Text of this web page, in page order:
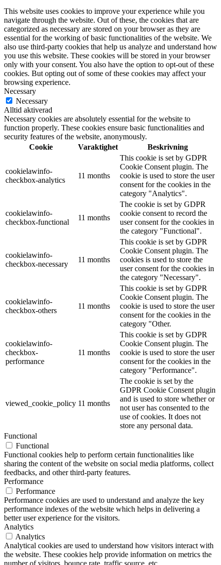
This website uses cookies to improve your experience while you
navigate through the website. Out of these, the cookies that are
categorized as necessary are stored on your browser as they are
essential for the working of basic functionalities of the website. We
also use third-party cookies that help us analyze and understand how
you use this website. These cookies will be stored in your browser
only with your consent. You also have the option to opt-out of these
cookies. But opting out of some of these cookies may affect your
browsing experience.
Necessary
Necessary
Alltid aktiverad
Necessary cookies are absolutely essential for the website to
function properly. These cookies ensure basic functionalities and
security features of the website, anonymously.
Cookie
Varaktighet Beskrivning
cookielawinfo-
checkbox-analytics
11 months
This cookie is set by GDPR
Cookie Consent plugin. The
cookie is used to store the user
consent for the cookies in the
category "Analytics".
cookielawinfo-
checkbox-functional
11 months
The cookie is set by GDPR
cookie consent to record the
user consent for the cookies in
the category "Functional".
cookielawinfo-
checkbox-necessary
11 months
This cookie is set by GDPR
Cookie Consent plugin. The
cookies is used to store the
user consent for the cookies in
the category "Necessary".
cookielawinfo-
checkbox-others
11 months
This cookie is set by GDPR
Cookie Consent plugin. The
cookie is used to store the user
consent for the cookies in the
category "Other.
cookielawinfo-
checkbox-
performance
11 months
This cookie is set by GDPR
Cookie Consent plugin. The
cookie is used to store the user
consent for the cookies in the
category "Performance".
viewed_cookie_policy 11 months
The cookie is set by the
GDPR Cookie Consent plugin
and is used to store whether or
not user has consented to the
use of cookies. It does not
store any personal data.
Functional
Functional
Functional cookies help to perform certain functionalities like
sharing the content of the website on social media platforms, collect
feedbacks, and other third-party features.
Performance
Performance
Performance cookies are used to understand and analyze the key
performance indexes of the website which helps in delivering a
better user experience for the visitors.
Analytics
Analytics
Analytical cookies are used to understand how visitors interact with
the website. These cookies help provide information on metrics the